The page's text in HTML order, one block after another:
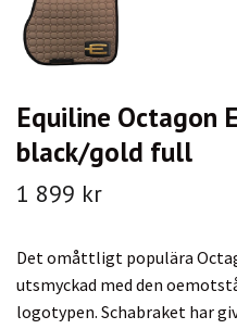
Equiline Octagon
black/gold full
1 899 kr
Det omåttligt populära
utsmyckad med den
logotypen. Schabraket har